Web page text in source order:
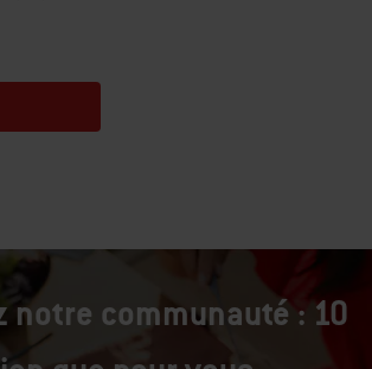
notre communauté : 10